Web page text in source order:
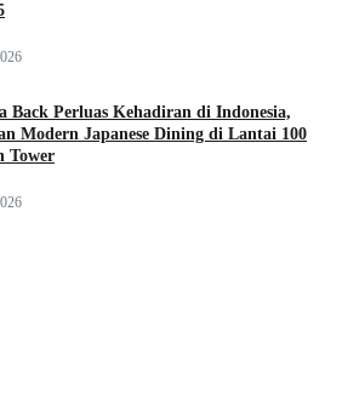
Back Perluas Kehadiran di Indonesia,
Modern Japanese Dining di Lantai 100
Tower